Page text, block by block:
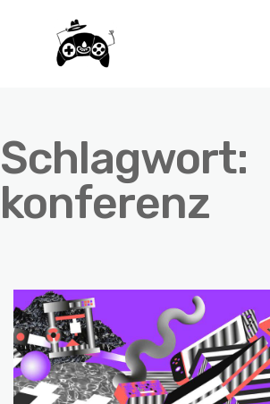
Schlagwort:
konferenz